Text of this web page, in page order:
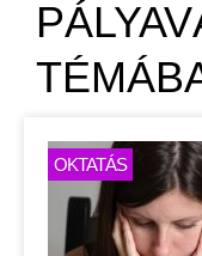
OKTATÁS